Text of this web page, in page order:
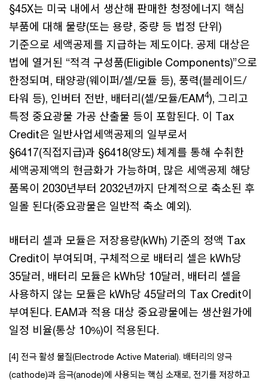
§45X는 미국 내에서 생산해 판매한 청정에너지 핵심
부품에 대해 물량(또는 용량, 중량 등 법정 단위)
기준으로 세액공제를 지급하는 제도이다. 공제 대상은
법에 열거된 “적격 구성품(Eligible Components)”으로
한정되며, 태양광(웨이퍼/셀/모듈 등), 풍력(블레이드/
타워 등), 인버터 전반, 배터리(셀/모듈/EAM4), 그리고
특정 중요광물 가공 산출물 등이 포함된다. 이 Tax
Credit은 일반사업세액공제의 일부로서
§6417(직접지급)과 §6418(양도) 체계를 통해 수취한
세액공제액의 현금화가 가능하며, 많은 세액공제 해당
품목이 2030년부터 2032년까지 단계적으로 축소된 후
일몰 된다(중요광물은 일반적 축소 예외).
배터리 셀과 모듈은 저장용량(kWh) 기준의 정액 Tax
Credit이 부여되며, 구체적으로 배터리 셀은 kWh당
35달러, 배터리 모듈은 kWh당 10달러, 배터리 셀을
사용하지 않는 모듈은 kWh당 45달러의 Tax Credit이
부여된다. EAM과 적용 대상 중요광물에는 생산원가에
일정 비율(통상 10%)이 적용된다.
[4] 전극 활성 물질(Electrode Active Material). 배터리의 양극
(cathode)과 음극(anode)에 사용되는 핵심 소재로, 전기를 저장하고